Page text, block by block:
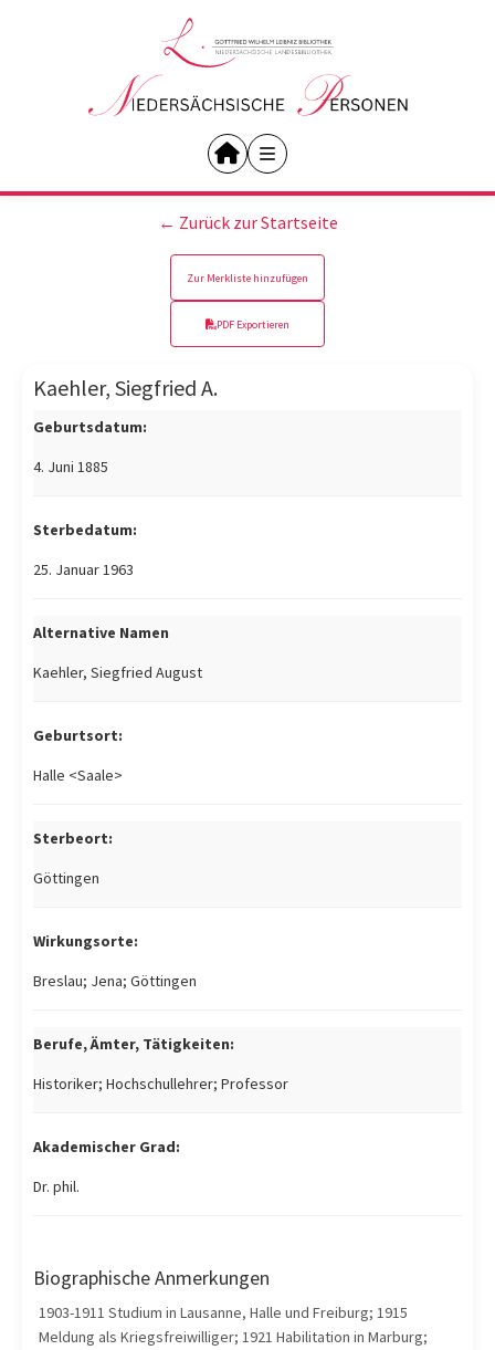
← Zurück zur Startseite
Zur Merkliste hinzufügen
PDF Exportieren
Kaehler, Siegfried A.
Geburtsdatum:
4. Juni 1885
Sterbedatum:
25. Januar 1963
Alternative Namen
Kaehler, Siegfried August
Geburtsort:
Halle <Saale>
Sterbeort:
Göttingen
Wirkungsorte:
Breslau; Jena; Göttingen
Berufe, Ämter, Tätigkeiten:
Historiker; Hochschullehrer; Professor
Akademischer Grad:
Dr. phil.
Biographische Anmerkungen
1903-1911 Studium in Lausanne, Halle und Freiburg; 1915
Meldung als Kriegsfreiwilliger; 1921 Habilitation in Marburg;